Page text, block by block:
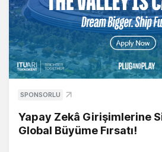
SPONSORLU
Yapay Zekâ Girişimlerine
Global Büyüme Fırsatı!